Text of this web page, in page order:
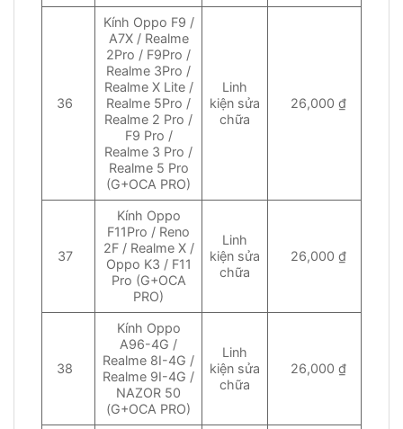
36
Kính Oppo F9 /
A7X / Realme
2Pro / F9Pro /
Realme 3Pro /
Realme X Lite /
Realme 5Pro /
Realme 2 Pro /
F9 Pro /
Realme 3 Pro /
Realme 5 Pro
(G+OCA PRO)
Linh
kiện sửa
chữa
26,000 ₫
37
Kính Oppo
F11Pro / Reno
2F / Realme X /
Oppo K3 / F11
Pro (G+OCA
PRO)
Linh
kiện sửa
chữa
26,000 ₫
38
Kính Oppo
A96-4G /
Realme 8I-4G /
Realme 9I-4G /
NAZOR 50
(G+OCA PRO)
Linh
kiện sửa
chữa
26,000 ₫